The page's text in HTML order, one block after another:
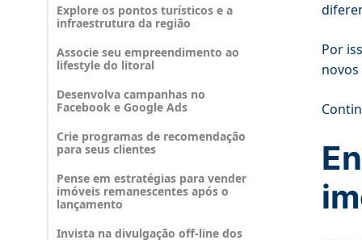
Explore os pontos turísticos e a
infraestrutura da região
Associe seu empreendimento ao
lifestyle do litoral
Desenvolva campanhas no
Facebook e Google Ads
Crie programas de recomendação
para seus clientes
Pense em estratégias para vender
imóveis remanescentes após o
lançamento
Invista na divulgação off-line dos
Por